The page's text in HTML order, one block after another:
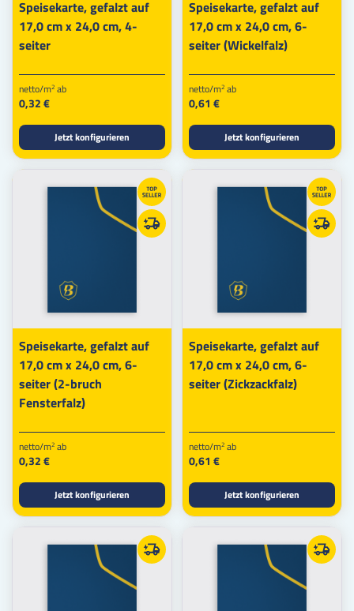
Speisekarte, gefalzt auf
17,0 cm x 24,0 cm, 4-
seiter
netto/m2 ab
0,32 €
Jetzt konfigurieren
Speisekarte, gefalzt auf
17,0 cm x 24,0 cm, 6-
seiter (Wickelfalz)
netto/m2 ab
0,61 €
Jetzt konfigurieren
Speisekarte, gefalzt auf
17,0 cm x 24,0 cm, 6-
seiter (2-bruch
Fensterfalz)
netto/m2 ab
0,32 €
Jetzt konfigurieren
Speisekarte, gefalzt auf
17,0 cm x 24,0 cm, 6-
seiter (Zickzackfalz)
netto/m2 ab
0,61 €
Jetzt konfigurieren